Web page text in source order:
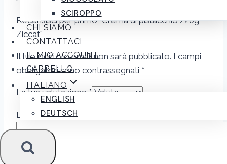
SCIROPPO
CHI SIAMO
CONTATTACI
IL MIO ACCOUNT
CARRELLO
ITALIANO
ENGLISH
DEUTSCH
Recensisci per primo “Crema di pistacchio 220g
Ziccat”
Il tuo indirizzo email non sarà pubblicato. I campi
obbligatori sono contrassegnati *
La tua valutazione *
La tua recensione